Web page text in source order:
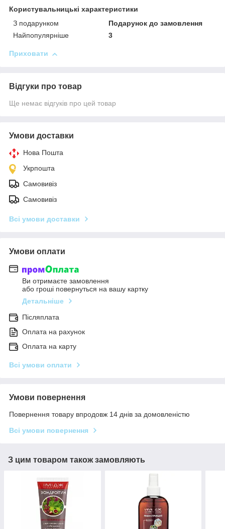
Користувальницькі характеристики
З подарунком
Подарунок до замовлення
Найпопулярніше
3
Приховати
Відгуки про товар
Ще немає відгуків про цей товар
Умови доставки
Нова Пошта
Укрпошта
Самовивіз
Самовивіз
Всі умови доставки
Умови оплати
Ви отримаєте замовлення
або гроші повернуться на вашу картку
Детальніше
Післяплата
Оплата на рахунок
Оплата на карту
Всі умови оплати
Умови повернення
Повернення товару впродовж 14 днів за домовленістю
Всі умови повернення
З цим товаром також замовляють